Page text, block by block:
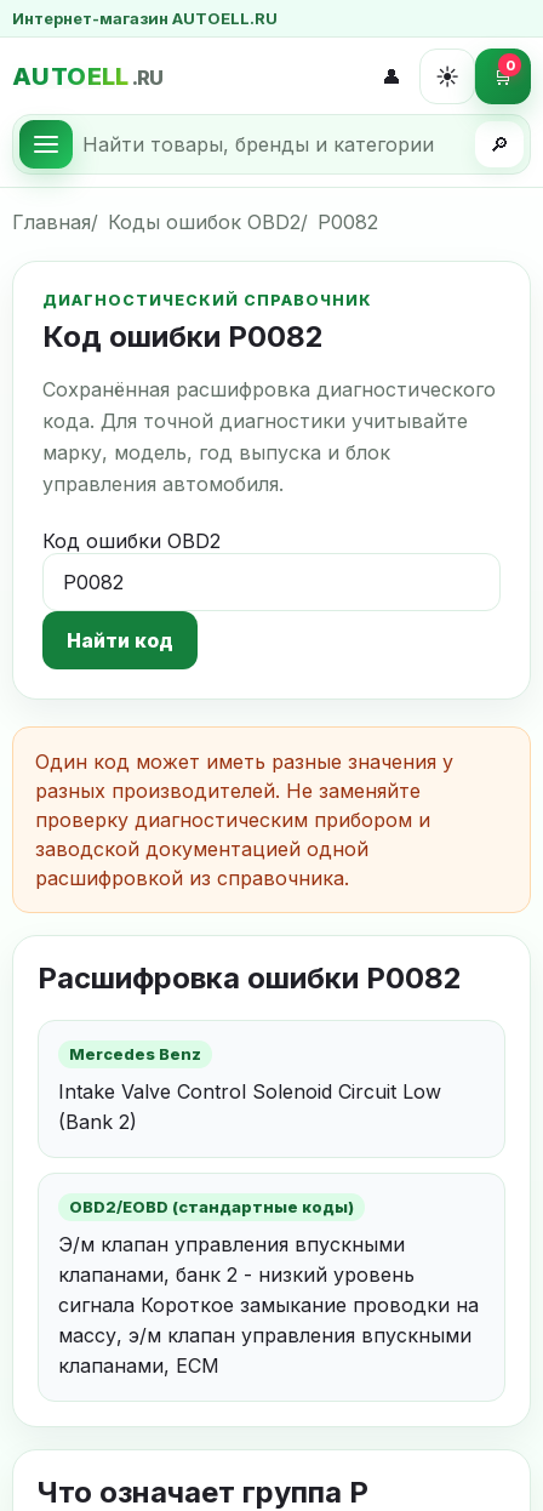
Интернет-магазин AUTOELL.RU
AUTOELL .RU
🔎
👤 ☀️ 🛒0
Главная Коды ошибок OBD2 P0082
ДИАГНОСТИЧЕСКИЙ СПРАВОЧНИК
Код ошибки P0082
Сохранённая расшифровка диагностического
кода. Для точной диагностики учитывайте
марку, модель, год выпуска и блок
управления автомобиля.
Код ошибки OBD2
Найти код
Один код может иметь разные значения у
разных производителей. Не заменяйте
проверку диагностическим прибором и
заводской документацией одной
расшифровкой из справочника.
Расшифровка ошибки P0082
Mercedes Benz
Intake Valve Control Solenoid Circuit Low
(Bank 2)
OBD2/EOBD (стандартные коды)
Э/м клапан управления впускными
клапанами, банк 2 - низкий уровень
сигнала Короткое замыкание проводки на
массу, э/м клапан управления впускными
клапанами, ECM
Что означает группа P